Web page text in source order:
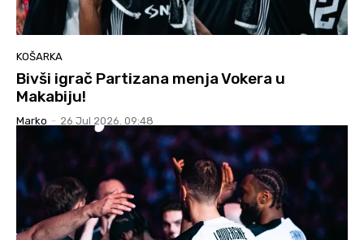
KOŠARKA
Bivši igrač Partizana menja Vokera u
Makabiju!
Marko - 26 Jul 2026. 09:48